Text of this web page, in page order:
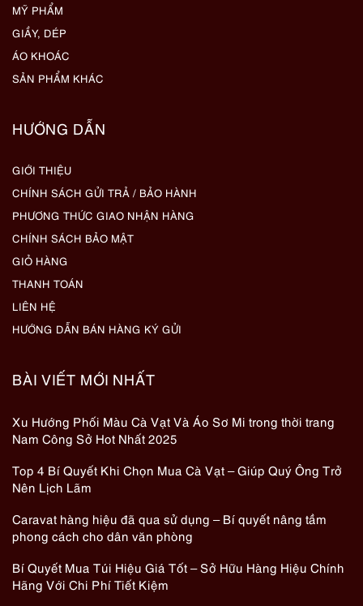
MỸ PHẨM
GIẦY, DÉP
ÁO KHOÁC
SẢN PHẨM KHÁC
HƯỚNG DẪN
GIỚI THIỆU
CHÍNH SÁCH GỬI TRẢ / BẢO HÀNH
PHƯƠNG THỨC GIAO NHẬN HÀNG
CHÍNH SÁCH BẢO MẬT
GIỎ HÀNG
THANH TOÁN
LIÊN HỆ
HƯỚNG DẪN BÁN HÀNG KÝ GỬI
BÀI VIẾT MỚI NHẤT
Xu Hướng Phối Màu Cà Vạt Và Áo Sơ Mi trong thời trang
Nam Công Sở Hot Nhất 2025
Top 4 Bí Quyết Khi Chọn Mua Cà Vạt – Giúp Quý Ông Trở
Nên Lịch Lãm
Caravat hàng hiệu đã qua sử dụng – Bí quyết nâng tầm
phong cách cho dân văn phòng
Bí Quyết Mua Túi Hiệu Giá Tốt – Sở Hữu Hàng Hiệu Chính
Hãng Với Chi Phí Tiết Kiệm